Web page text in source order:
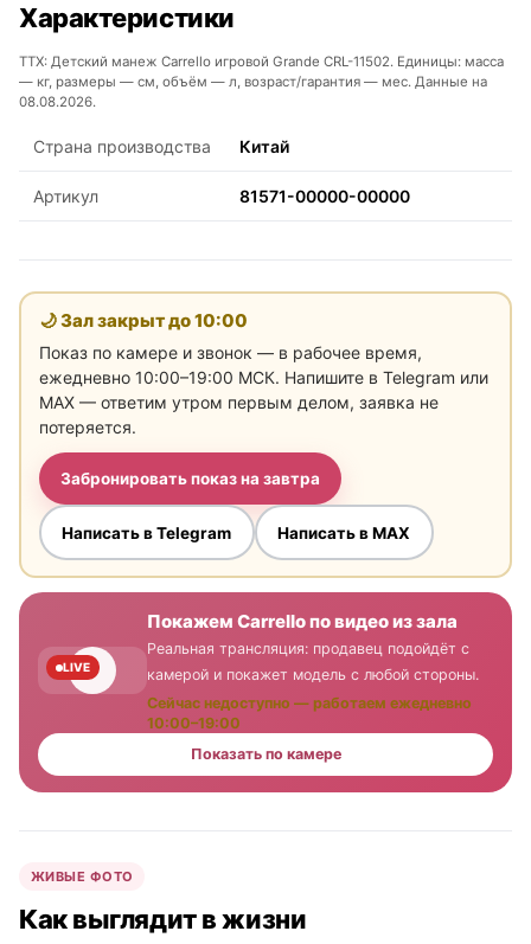
Характеристики
ТТХ: Детский манеж Carrello игровой Grande CRL-11502. Единицы: масса
— кг, размеры — см, объём — л, возраст/гарантия — мес. Данные на
08.08.2026.
Страна производства Китай
Артикул 81571-00000-00000
🌙 Зал закрыт до10:00
Показ по камере и звонок — в рабочее время,
ежедневно 10:00–19:00 МСК. Напишите в Telegram или
MAX — ответим утром первым делом, заявка не
потеряется.
Забронировать показ на завтра
Написать в Telegram Написать в MAX
LIVE
Покажем Carrello по видео из зала
Реальная трансляция: продавец подойдёт с
камерой и покажет модель с любой стороны.
Сейчас недоступно — работаем ежедневно
10:00–19:00
Показать по камере
ЖИВЫЕ ФОТО
Как выглядит в жизни